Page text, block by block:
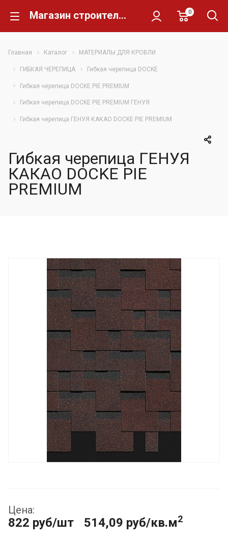
Магазин строительных материалов Склад Кирпича 0
Главная Каталог МАТЕРИАЛЫ ДЛЯ КРОВЛИ
ГИБКАЯ ЧЕРЕПИЦА Гибкая черепица DOCKE
Гибкая черепица DOCKE PIE PREMIUM
Гибкая черепица DOCKE PIE PREMIUM ГЕНУЯ
Гибкая черепица ГЕНУЯ КАКАО DOCKE PIE PREMIUM
Гибкая черепица ГЕНУЯ
КАКАО DOCKE PIE
PREMIUM
Цена:
822 руб/шт 514,09 руб/кв.м2